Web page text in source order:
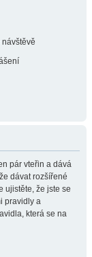
pár vteřin a dává
dávat rozšířené
ujistěte, že jste se
pravidly a
která se na